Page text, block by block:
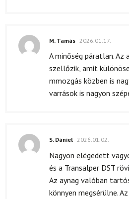
M. Tamás 2026.01.17.
A minőség páratlan. Az
szellőzik, amit
mmozgás közben is
varrások is nagyon
S. Dániel 2026.01.02.
Nagyon elégedett
és a Transalper DST
Az aynag valóban
könnyen megsérülne.